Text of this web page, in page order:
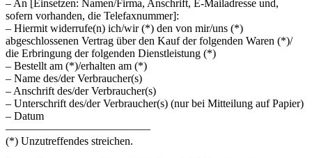
– An [Einsetzen: Namen/Firma, Anschrift, E-Mailadresse und,
sofern vorhanden, die Telefaxnummer]:
– Hiermit widerrufe(n) ich/wir (*) den von mir/uns (*)
abgeschlossenen Vertrag über den Kauf der folgenden Waren (*)/
die Erbringung der folgenden Dienstleistung (*)
– Bestellt am (*)/erhalten am (*)
– Name des/der Verbraucher(s)
– Anschrift des/der Verbraucher(s)
– Unterschrift des/der Verbraucher(s) (nur bei Mitteilung auf Papier)
– Datum
—————————————
(*) Unzutreffendes streichen.